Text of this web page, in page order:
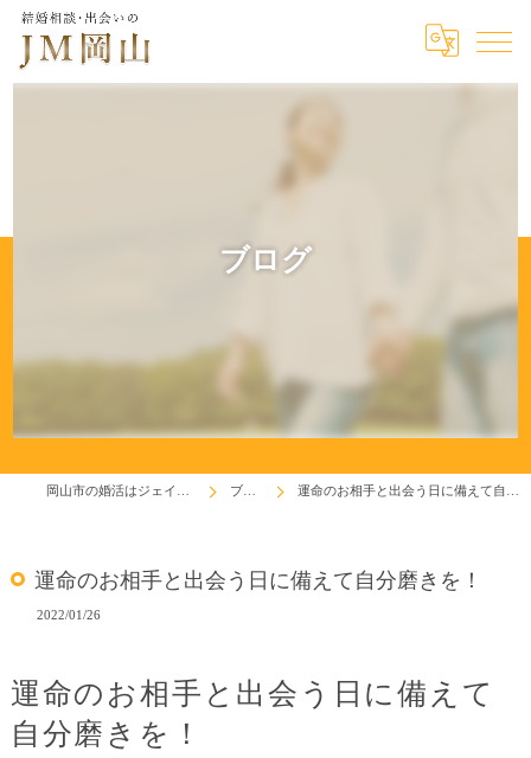
ブログ
ブログ 運命のお相手と出会う日に備えて自分磨きを！
運命のお相手と出会う日に備えて自分磨きを！
2022/01/26
運命のお相手と出会う日に備えて
自分磨きを！